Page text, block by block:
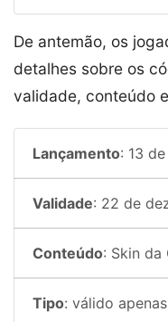
De antemão, os
detalhes sobre os
validade, conteúdo
Lançamento: 13
Validade: 22 de
Conteúdo: Skin da
Tipo: válido